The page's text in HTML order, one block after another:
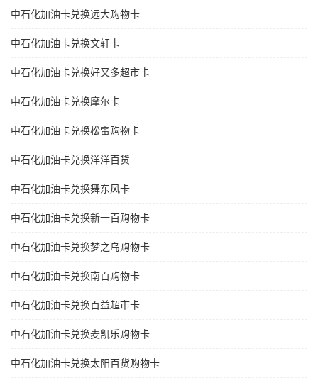
中石化加油卡兑换远大购物卡
中石化加油卡兑换文轩卡
中石化加油卡兑换好又多超市卡
中石化加油卡兑换摩尔卡
中石化加油卡兑换松雷购物卡
中石化加油卡兑换洋洋百货
中石化加油卡兑换舞东风卡
中石化加油卡兑换新一百购物卡
中石化加油卡兑换梦之岛购物卡
中石化加油卡兑换南百购物卡
中石化加油卡兑换百益超市卡
中石化加油卡兑换麦凯乐购物卡
中石化加油卡兑换太阳百货购物卡